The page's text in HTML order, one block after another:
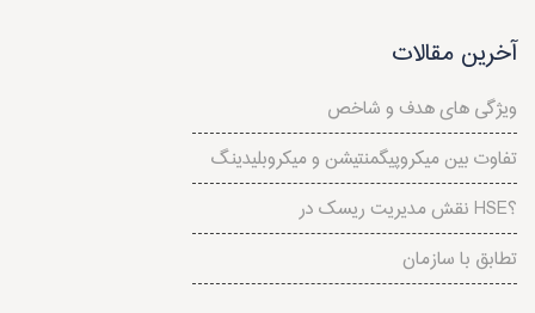
آخرین مقالات
ویژگی های هدف و شاخص
تفاوت بین میکروپیگمنتیشن و میکروبلیدینگ
نقش مدیریت ریسک در HSE؟
تطابق با سازمان